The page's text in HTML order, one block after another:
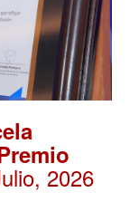
2026